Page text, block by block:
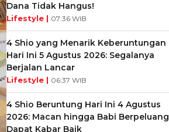
Dana Tidak Hangus!
Lifestyle | 07:36 WIB
4 Shio yang Menarik Keberuntungan
Hari Ini 5 Agustus 2026: Segalanya
Berjalan Lancar
Lifestyle | 06:37 WIB
4 Shio Beruntung Hari Ini 4 Agustus
2026: Macan hingga Babi Berpeluang
Dapat Kabar Baik